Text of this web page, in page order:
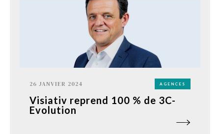
26 JANVIER 2024 AGENCES
Visiativ reprend 100 % de 3C-
Evolution